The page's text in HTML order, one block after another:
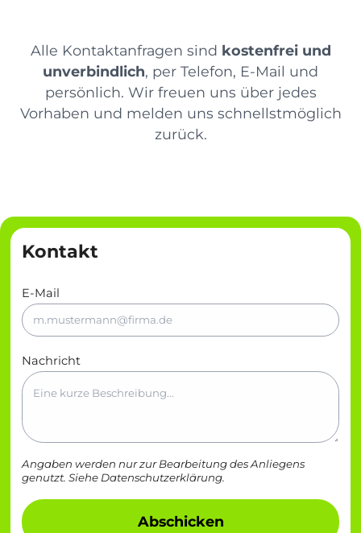
Alle Kontaktanfragen sind kostenfrei und
unverbindlich, per Telefon, E-Mail und
persönlich. Wir freuen uns über jedes
Vorhaben und melden uns schnellstmöglich
zurück.
Kontakt
E-Mail
Nachricht
Angaben werden nur zur Bearbeitung des Anliegens
genutzt. Siehe Datenschutzerklärung.
Abschicken